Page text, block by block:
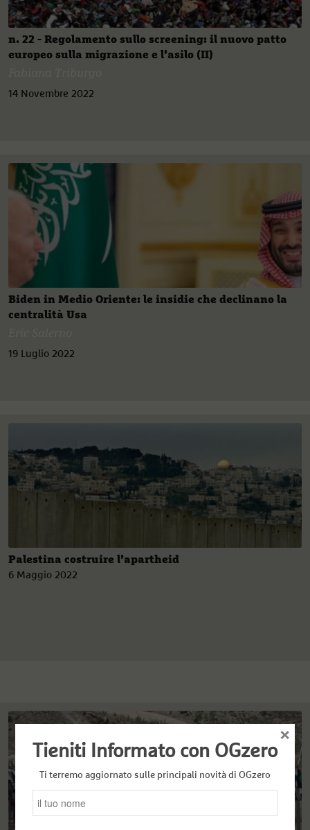
n. 22 - Regolamento sullo screening: il nuovo patto
europeo sulla migrazione e l’asilo (II)
14 Novembre 2022
Biden in Medio Oriente: le insidie che declinano la
centralità Usa
19 Luglio 2022
Palestina costruire l’apartheid
6 Maggio 2022
Tieniti Informato con OGzero
Ti terremo aggiornato sulle principali novità di OGzero
×